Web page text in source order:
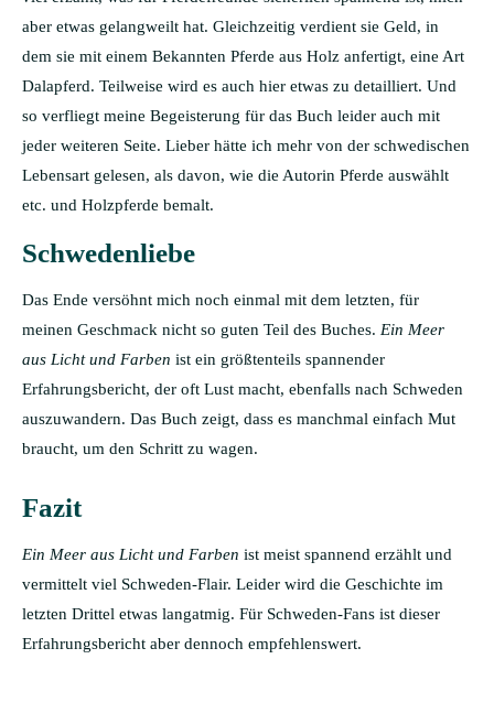
aber etwas gelangweilt hat. Gleichzeitig verdient sie Geld, in
dem sie mit einem Bekannten Pferde aus Holz anfertigt, eine Art
Dalapferd. Teilweise wird es auch hier etwas zu detailliert. Und
so verfliegt meine Begeisterung für das Buch leider auch mit
jeder weiteren Seite. Lieber hätte ich mehr von der schwedischen
Lebensart gelesen, als davon, wie die Autorin Pferde auswählt
etc. und Holzpferde bemalt.
Schwedenliebe
Das Ende versöhnt mich noch einmal mit dem letzten, für
meinen Geschmack nicht so guten Teil des Buches. Ein Meer
aus Licht und Farben ist ein größtenteils spannender
Erfahrungsbericht, der oft Lust macht, ebenfalls nach Schweden
auszuwandern. Das Buch zeigt, dass es manchmal einfach Mut
braucht, um den Schritt zu wagen.
Fazit
Ein Meer aus Licht und Farben ist meist spannend erzählt und
vermittelt viel Schweden-Flair. Leider wird die Geschichte im
letzten Drittel etwas langatmig. Für Schweden-Fans ist dieser
Erfahrungsbericht aber dennoch empfehlenswert.